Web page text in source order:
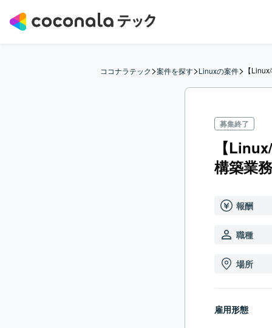
ココナラテック>案件を探す>Linuxの案件> 【
募集終了
【
構築業務
報酬
職種
場所
雇用形態